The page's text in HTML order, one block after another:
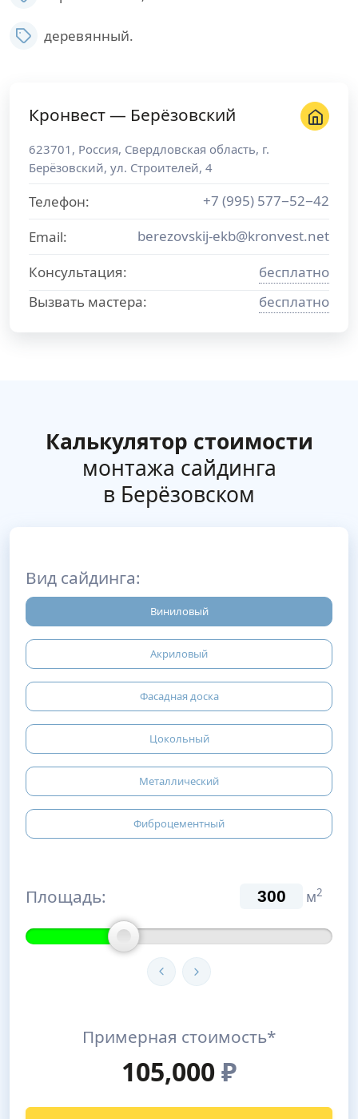
деревянный.
Кронвест — Берёзовский
623701 , Россия, Свердловская область, г.
Берёзовский, ул. Строителей, 4
Телефон:
+7 (995) 577−52−42
Email:
berezovskij-ekb@kronvest.net
Консультация:
бесплатно
Вызвать мастера:
бесплатно
Калькулятор стоимости
монтажа сайдинга
в Берёзовском
Вид сайдинга:
Виниловый
Акриловый
Фасадная доска
Цокольный
Металлический
Фиброцементный
Площадь: м2
Примерная стоимость*
105,000₽